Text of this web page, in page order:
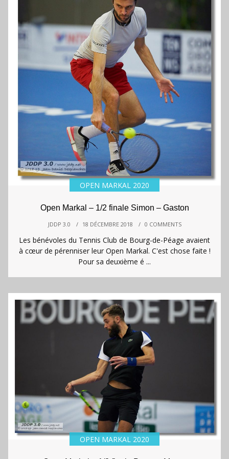
OPEN MARKAL 2020
Open Markal – 1/2 finale Simon – Gaston
JDDP 3.0 / 18 DÉCEMBRE 2018 / 0 COMMENTS
Les bénévoles du Tennis Club de Bourg-de-Péage avaient
à cœur de pérenniser leur Open Markal. C'est chose faite !
Pour sa deuxième é ...
OPEN MARKAL 2020